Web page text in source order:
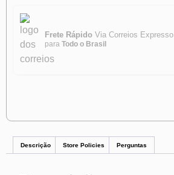
Frete Rápido Via Correios Expresso
para Todo o Brasil
Descrição Store Policies Perguntas